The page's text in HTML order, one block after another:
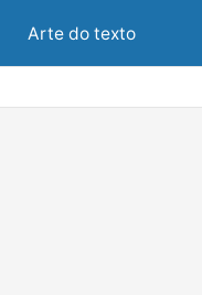
Arte do texto